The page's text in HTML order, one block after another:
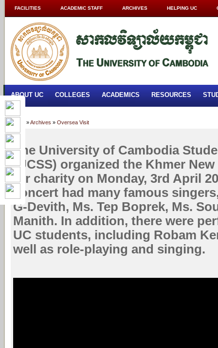
FACILITIES ACADEMIC STAFF ARCHIVES HELPING UC
ABOUT UC COLLEGES ACADEMICS RESOURCES
Home »Archives » Oversea Visit
The University of Cambodia
(UCSS) organized the Khmer
for charity on Monday, 3rd April
concert had many famous
G-Devith, Ms. Tep Boprek, Ms.
Manith. In addition, there were
UC students, including Robam
well as role-playing and singing.